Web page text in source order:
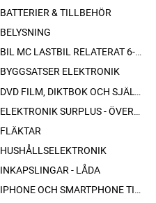
BATTERIER & TILLBEHÖR
BELYSNING
BIL MC LASTBIL RELATERAT 6-12-24 240V
BYGGSATSER ELEKTRONIK
DVD FILM, DIKTBOK OCH SJÄLVBIOGRAFI FRÅN SKARABORG
ELEKTRONIK SURPLUS - ÖVERSKOTT
FLÄKTAR
HUSHÅLLSELEKTRONIK
INKAPSLINGAR - LÅDA
IPHONE OCH SMARTPHONE TILLBEHÖR